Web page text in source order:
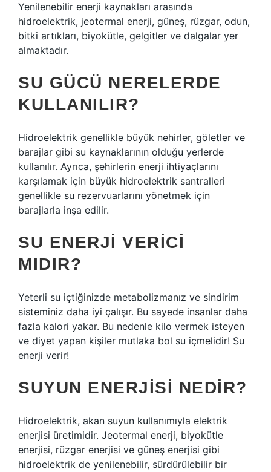
Yenilenebilir enerji kaynakları arasında
hidroelektrik, jeotermal enerji, güneş, rüzgar, odun,
bitki artıkları, biyokütle, gelgitler ve dalgalar yer
almaktadır.
SU GÜCÜ NERELERDE
KULLANILIR?
Hidroelektrik genellikle büyük nehirler, göletler ve
barajlar gibi su kaynaklarının olduğu yerlerde
kullanılır. Ayrıca, şehirlerin enerji ihtiyaçlarını
karşılamak için büyük hidroelektrik santralleri
genellikle su rezervuarlarını yönetmek için
barajlarla inşa edilir.
SU ENERJI VERICI
MIDIR?
Yeterli su içtiğinizde metabolizmanız ve sindirim
sisteminiz daha iyi çalışır. Bu sayede insanlar daha
fazla kalori yakar. Bu nedenle kilo vermek isteyen
ve diyet yapan kişiler mutlaka bol su içmelidir! Su
enerji verir!
SUYUN ENERJISI NEDIR?
Hidroelektrik, akan suyun kullanımıyla elektrik
enerjisi üretimidir. Jeotermal enerji, biyokütle
enerjisi, rüzgar enerjisi ve güneş enerjisi gibi
hidroelektrik de yenilenebilir, sürdürülebilir bir